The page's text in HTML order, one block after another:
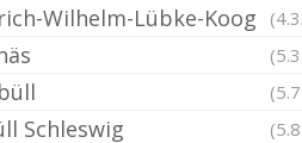
Wilhelm-Lübke-Koog
Schleswig